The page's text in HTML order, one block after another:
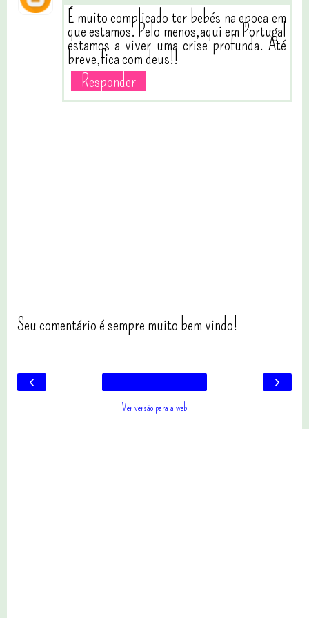
É muito complicado ter bebés na epoca em
que estamos. Pelo menos,aqui em Portugal
estamos a viver uma crise profunda. Até
breve,fica com deus!!
Responder
Seu comentário é sempre muito bem vindo!
‹ ›
Ver versão para a web